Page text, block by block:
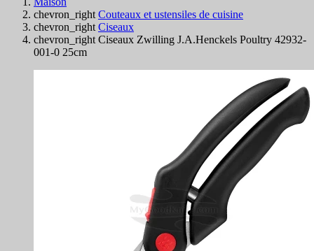
chevron_right Couteaux et ustensiles de cuisine
chevron_right Ciseaux
chevron_right Ciseaux Zwilling J.A.Henckels Poultry 42932-
001-0 25cm